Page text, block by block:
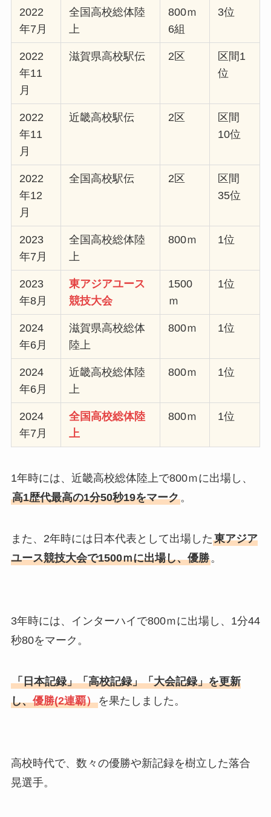
2022
年7月
全国高校総体陸
上
800ｍ
6組
3位
2022
年11
月
滋賀県高校駅伝 2区
区間1
位
2022
年11
月
近畿高校駅伝 2区
区間
10位
2022
年12
月
全国高校駅伝 2区
区間
35位
2023
年7月
全国高校総体陸
上
800ｍ 1位
2023
年8月
東アジアユース
競技大会
1500
ｍ
1位
2024
年6月
滋賀県高校総体
陸上
800ｍ 1位
2024
年6月
近畿高校総体陸
上
800ｍ 1位
2024
年7月
全国高校総体陸
上
800ｍ 1位
1年時には、近畿高校総体陸上で800ｍに出場し、
高1歴代最高の1分50秒19をマーク。
また、2年時には日本代表として出場した東アジア
ユース競技大会で1500ｍに出場し、優勝。
3年時には、インターハイで800ｍに出場し、1分44
秒80をマーク。
「日本記録」「高校記録」「大会記録」を更新
し、優勝(2連覇）を果たしました。
高校時代で、数々の優勝や新記録を樹立した落合
晃選手。